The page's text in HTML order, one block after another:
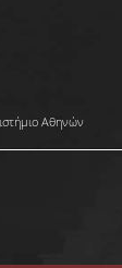
Αθηνών